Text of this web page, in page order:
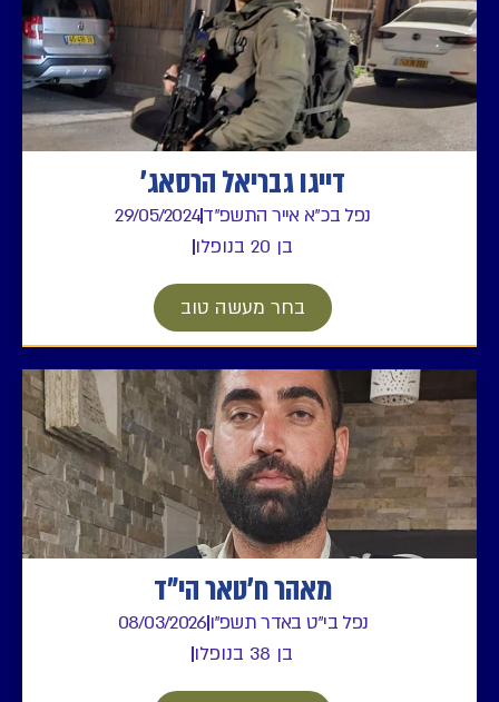
דייגו גבריאל הרסאג'
נפל בכ"א אייר התשפ"ד29/05/2024
בן 20 בנופלו
בחר מעשה טוב
מאהר ח'טאר הי"ד
נפל בי"ט באדר תשפ"ו08/03/2026
בן 38 בנופלו